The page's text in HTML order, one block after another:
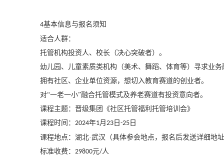
4基本信息与报名须知
适合人群：
托管机构投资人、校长（决心突破者）。
幼儿园、儿童素质类机构（美术、舞蹈、体育等）寻求业
拥有社区、企业单位资源，想切入教育赛道的创业者。
对“一老一小”融合托管模式及养老赛道有投资意向者。
课程主题： 晋级集团《社区托管福利托管培训会》
课程时间： 2024年1月 23 日 -25 日
课程地点：湖北·武汉（具体参会地点，报名后发送详细地
标准收费： 29800元/人